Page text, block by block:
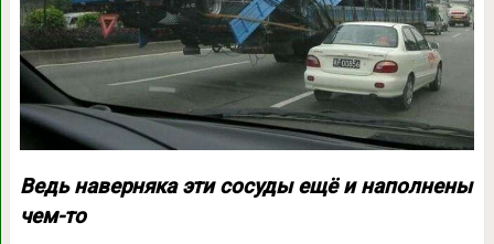
Ведь наверняка эти сосуды ещё и наполнены
чем-то